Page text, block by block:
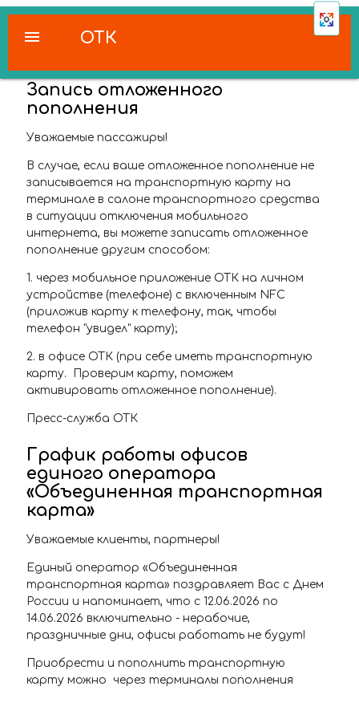
ОТК
menu
Запись отложенного
пополнения
Уважаемые пассажиры!
В случае, если ваше отложенное пополнение не
записывается на транспортную карту на
терминале в салоне транспортного средства
в ситуации отключения мобильного
интернета, вы можете записать отложенное
пополнение другим способом:
1. через мобильное приложение ОТК на личном
устройстве (телефоне) с включенным NFC
(приложив карту к телефону, так, чтобы
телефон "увидел" карту);
2. в офисе ОТК (при себе иметь транспортную
карту. Проверим карту, поможем
активировать отложенное пополнение).
Пресс-служба ОТК
График работы офисов
единого оператора
«Объединенная транспортная
карта»
Уважаемые клиенты, партнеры!
Единый оператор «Объединенная
транспортная карта» поздравляет Вас с Днем
России и напоминает, что с 12.06.2026 по
14.06.2026 включительно - нерабочие,
праздничные дни, офисы работать не будут!
Приобрести и пополнить транспортную
карту можно через терминалы пополнения